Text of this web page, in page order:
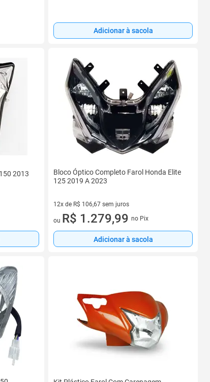
Adicionar à sacola
2013
Bloco Óptico Completo Farol Honda Elite
125 2019 A 2023
12x de R$ 106,67 sem juros
12 vez de R$ 106,67 sem juros
ou R$ 1.279,99 no Pix
Adicionar à sacola